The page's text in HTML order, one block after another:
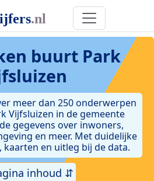
buurt Park
meer dan 250 onderwerpen
Vijfsluizen in de gemeente
gegevens over inwoners,
en meer. Met duidelijke
kaarten en uitleg bij de data.
inhoud ⇵